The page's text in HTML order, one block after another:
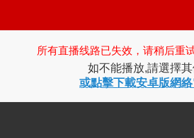
所有直播线路已失效，请稍后重
如不能播放,請選擇
或點擊下載安卓版網